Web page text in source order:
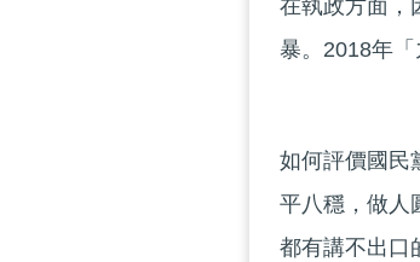
在執政方面，
暴。2018年「
如何評價國民
平八穩，做人
都有講不出口